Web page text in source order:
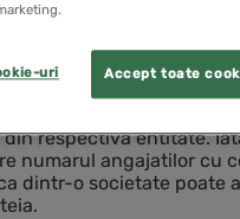
angajatilor
asupra societatii
privire la activitatea unei
atunci cand este luat in
respectiva entitate.
numarul angajatilor cu
dintr-o societate poate
Accept toate
uri